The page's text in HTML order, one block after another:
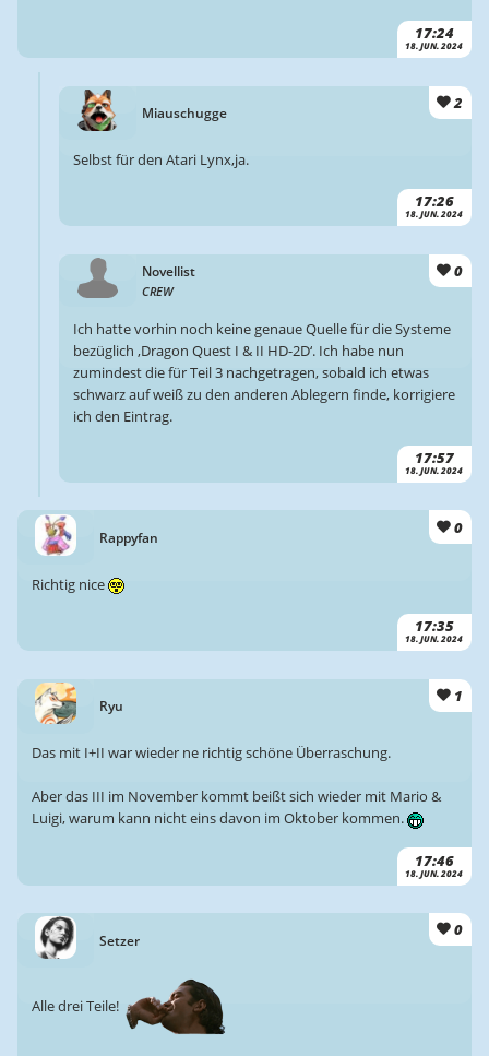
17:24
18. JUN. 2024
Miauschugge
2
17:26
18. JUN. 2024
Selbst für den Atari Lynx,ja.
Novellist
CREW
0
17:57
18. JUN. 2024
Ich hatte vorhin noch keine genaue Quelle für die Systeme
bezüglich ‚Dragon Quest I & II HD-2D‘. Ich habe nun
zumindest die für Teil 3 nachgetragen, sobald ich etwas
schwarz auf weiß zu den anderen Ablegern finde, korrigiere
ich den Eintrag.
Rappyfan
0
17:35
18. JUN. 2024
Richtig nice
Ryu
1
17:46
18. JUN. 2024
Das mit I+II war wieder ne richtig schöne Überraschung.
Aber das III im November kommt beißt sich wieder mit Mario &
Luigi, warum kann nicht eins davon im Oktober kommen.
Setzer
0
Alle drei Teile!